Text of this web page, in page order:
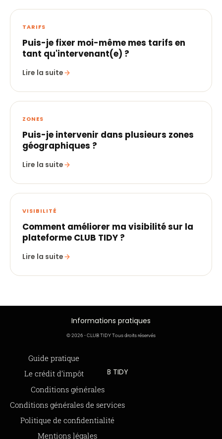
TARIFS
Puis-je fixer moi-même mes tarifs en
tant qu'intervenant(e) ?
Lire la suite
ZONES
Puis-je intervenir dans plusieurs zones
géographiques ?
Lire la suite
VISIBILITÉ
Comment améliorer ma visibilité sur la
plateforme CLUB TIDY ?
Lire la suite
Informations pratiques
Guide pratique
Le crédit d’impôt
Offre de parrainage 50-50
FAQ
BLOG
© 2026 - CLUB TIDY Tous droits réservés
Informations légales
Conditions générales
Conditions générales de services
Politique de confidentialité
Mentions légales
CLUB TIDY
SAS CLUB TIDY
165 Avenue de Bretagne
979 480 886 RCS LILLE Métropole
SAP / 979480886 Acte 2023-140